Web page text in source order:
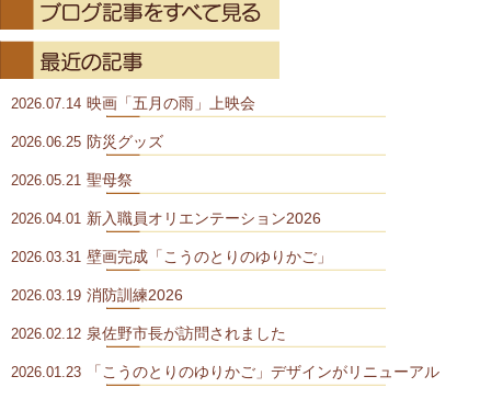
2026.07.14 映画「五月の雨」上映会
2026.06.25 防災グッズ
2026.05.21 聖母祭
2026.04.01 新入職員オリエンテーション2026
2026.03.31 壁画完成「こうのとりのゆりかご」
2026.03.19 消防訓練2026
2026.02.12 泉佐野市長が訪問されました
2026.01.23 「こうのとりのゆりかご」デザインがリニューアル